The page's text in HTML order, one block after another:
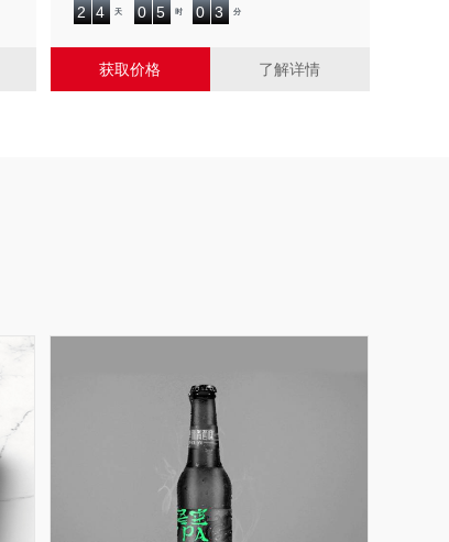
2 4
天
0 5
时
0 3
分
获取价格 了解详情